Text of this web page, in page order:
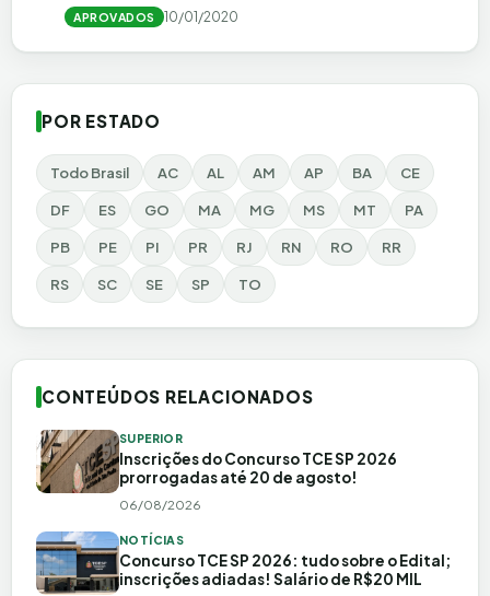
APROVADOS 10/01/2020
POR ESTADO
Todo Brasil AC AL AM AP BA CE
DF ES GO MA MG MS MT PA
PB PE PI PR RJ RN RO RR
RS SC SE SP TO
CONTEÚDOS RELACIONADOS
SUPERIOR
Inscrições do Concurso TCE SP 2026
prorrogadas até 20 de agosto!
06/08/2026
NOTÍCIAS
Concurso TCE SP 2026: tudo sobre o Edital;
inscrições adiadas! Salário de R$20 MIL